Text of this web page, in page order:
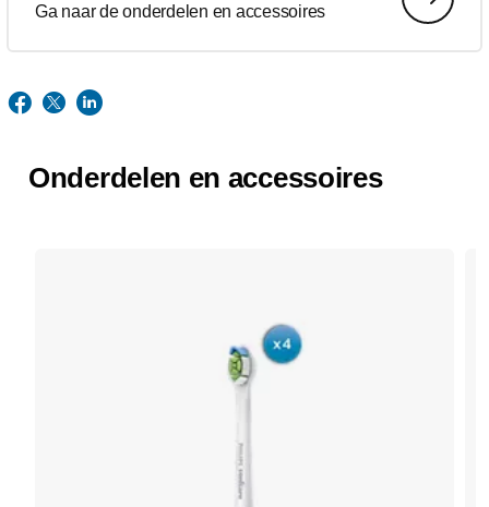
Ga naar de onderdelen en accessoires
Onderdelen en accessoires